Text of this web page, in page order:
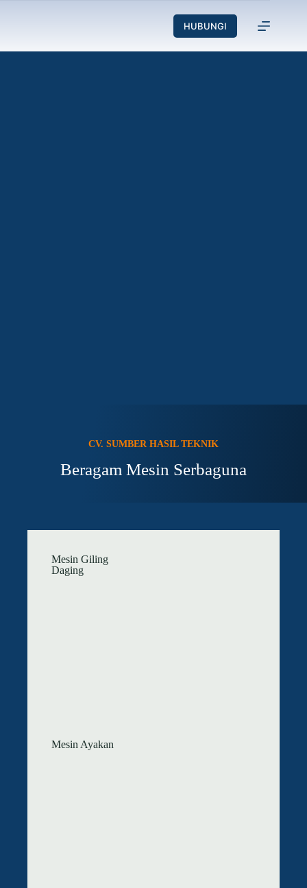
HUBUNGI
CV. SUMBER HASIL TEKNIK
Beragam Mesin Serbaguna
Mesin Giling
Daging
Mesin Ayakan